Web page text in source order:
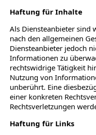
Haftung für Inhalte
Als Diensteanbieter sind
nach den allgemeinen
Diensteanbieter jedoch
Informationen zu
rechtswidrige Tätigkeit
Nutzung von
unberührt. Eine
einer konkreten
Rechtsverletzungen
Haftung für Links